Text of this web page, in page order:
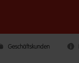
Geschäftskunden